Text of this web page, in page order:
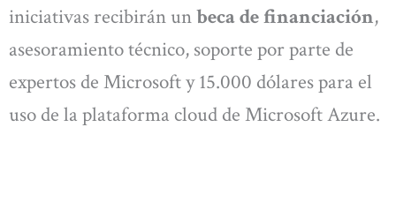
iniciativas recibirán unbeca de financiación,
asesoramiento técnico, soporte por parte de
expertos de Microsoft y 15.000 dólares para el
uso de la plataforma cloud de Microsoft Azure.